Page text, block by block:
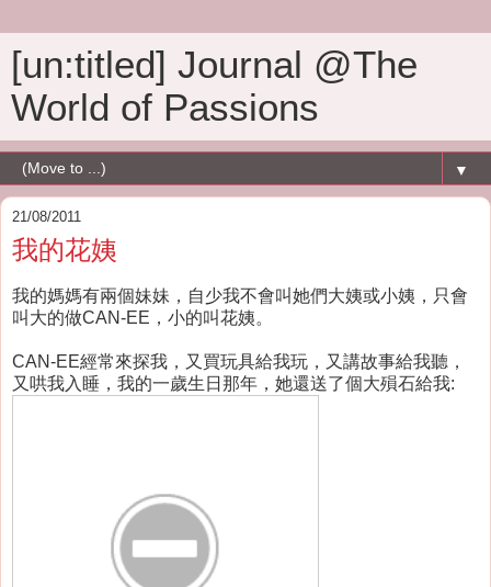
[un:titled] Journal @The
World of Passions
▼
21/08/2011
我的花姨
我的媽媽有兩個妹妹，自少我不會叫她們大姨或小姨，只會
叫大的做CAN-EE，小的叫花姨。
CAN-EE經常來探我，又買玩具給我玩，又講故事給我聽，
又哄我入睡，我的一歲生日那年，她還送了個大殞石給我: